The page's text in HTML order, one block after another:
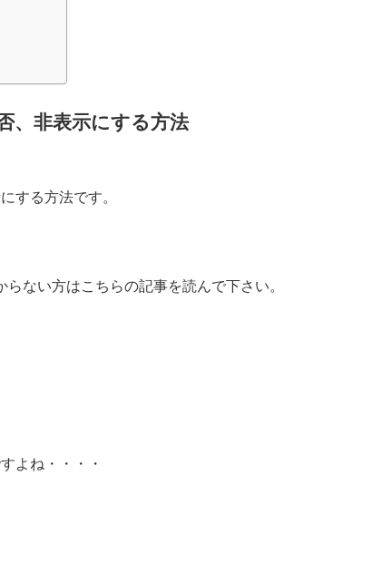
、非表示にする方法
する方法です。
ない方はこちらの記事を読んで下さい。
よね・・・・